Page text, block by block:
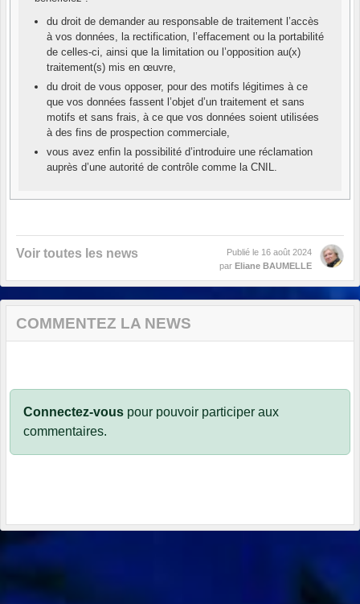
du droit de demander au responsable de traitement l’accès
à vos données, la rectification, l’effacement ou la portabilité
de celles-ci, ainsi que la limitation ou l’opposition au(x)
traitement(s) mis en œuvre,
du droit de vous opposer, pour des motifs légitimes à ce
que vos données fassent l’objet d’un traitement et sans
motifs et sans frais, à ce que vos données soient utilisées
à des fins de prospection commerciale,
vous avez enfin la possibilité d’introduire une réclamation
auprès d’une autorité de contrôle comme la CNIL.
Voir toutes les news Publié le 16 août 2024
par Eliane BAUMELLE
COMMENTEZ LA NEWS
Connectez-vous pour pouvoir participer aux
commentaires.